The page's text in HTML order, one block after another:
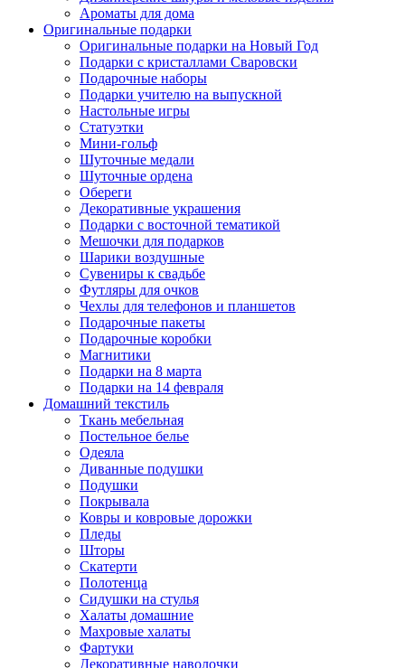
Ароматы для дома
Оригинальные подарки
Оригинальные подарки на Новый Год
Подарки с кристаллами Сваровски
Подарочные наборы
Подарки учителю на выпускной
Настольные игры
Статуэтки
Мини-гольф
Шуточные медали
Шуточные ордена
Обереги
Декоративные украшения
Подарки с восточной тематикой
Мешочки для подарков
Шарики воздушные
Сувениры к свадьбе
Футляры для очков
Чехлы для телефонов и планшетов
Подарочные пакеты
Подарочные коробки
Магнитики
Подарки на 8 марта
Подарки на 14 февраля
Домашний текстиль
Ткань мебельная
Постельное белье
Одеяла
Диванные подушки
Подушки
Покрывала
Ковры и ковровые дорожки
Пледы
Шторы
Скатерти
Полотенца
Сидушки на стулья
Халаты домашние
Махровые халаты
Фартуки
Декоративные наволочки